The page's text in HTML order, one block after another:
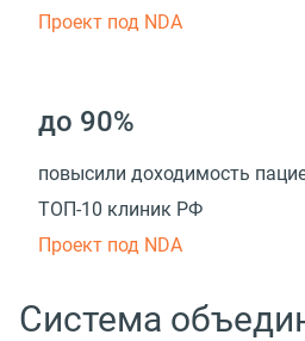
Проект под NDA
до 90%
повысили доходимость
ТОП-10 клиник РФ
Проект под NDA
Система